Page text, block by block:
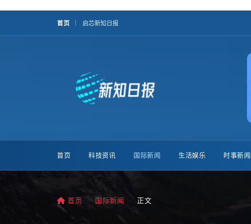
首页 启芯新知日报
首页 科技资讯 国际新闻 生活娱乐 时事新闻
首页 国际新闻 正文